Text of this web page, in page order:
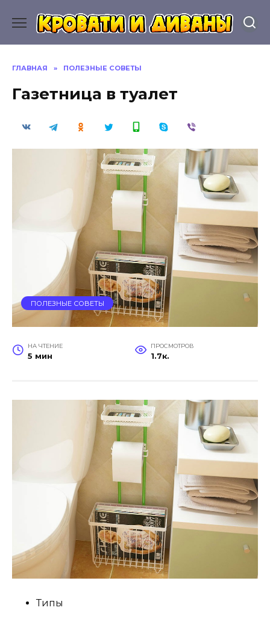
содержанию
ГЛАВНАЯ » ПОЛЕЗНЫЕ СОВЕТЫ
Газетница в туалет
ПОЛЕЗНЫЕ СОВЕТЫ
НА ЧТЕНИЕ
5 мин
ПРОСМОТРОВ
1.7к.
Типы